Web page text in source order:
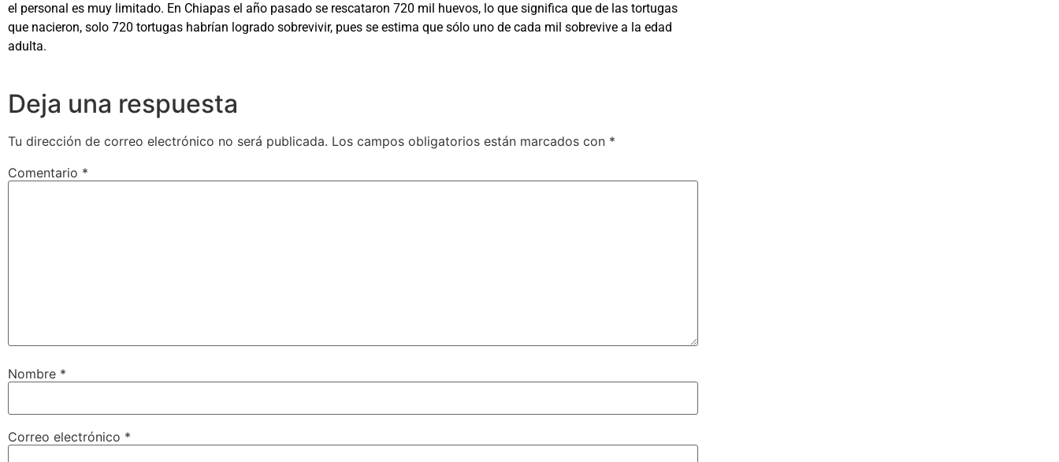
el personal es muy limitado. En Chiapas el año pasado se rescataron 720 mil huevos, lo que significa que de las tortugas
que nacieron, solo 720 tortugas habrían logrado sobrevivir, pues se estima que sólo uno de cada mil sobrevive a la edad
adulta.
Deja una respuesta
Tu dirección de correo electrónico no será publicada. Los campos obligatorios están marcados con *
Comentario *
Nombre *
Correo electrónico *